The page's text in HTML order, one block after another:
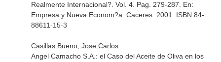
Realmente Internacional?. Vol. 4. Pag. 279-287. En:
Empresa y Nueva Econom?a . Caceres. 2001. ISBN 84-
88611-15-3
Casillas Bueno, Jose Carlos:
Angel Camacho S.A.: el Caso del Aceite de Oliva en los